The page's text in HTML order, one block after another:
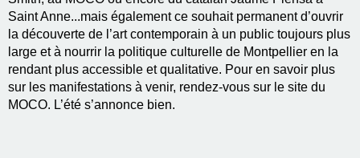
Saint Anne...mais également ce souhait permanent d’ouvrir
la découverte de l’art contemporain à un public toujours plus
large et à nourrir la politique culturelle de Montpellier en la
rendant plus accessible et qualitative. Pour en savoir plus
sur les manifestations à venir, rendez-vous sur le site du
MOCO. L’été s’annonce bien.